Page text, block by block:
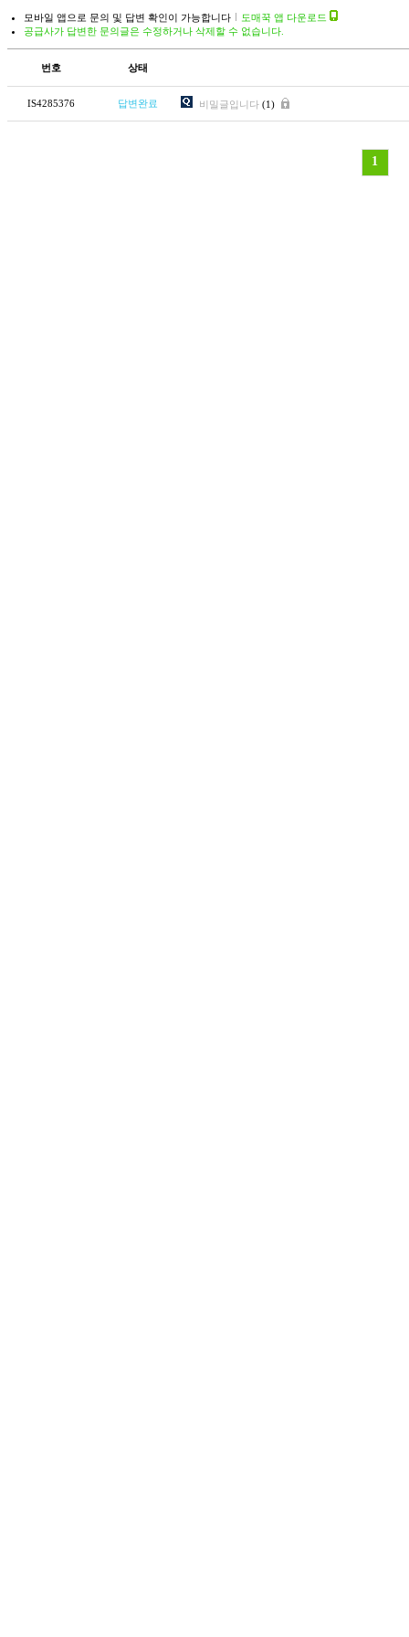
모바일 앱으로 문의 및 답변 확인이 가능합니다
도매꾹 앱 다운로드
공급사가 답변한 문의글은 수정하거나 삭제할 수 없습니다.
번호 상태
IS4285376 답변완료 비밀글입니다 (1)
1